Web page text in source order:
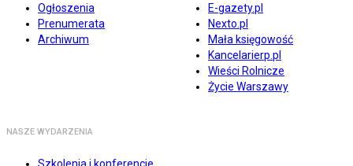
Ogłoszenia
Prenumerata
Archiwum
E-gazety.pl
Nexto.pl
Mała księgowość
Kancelarierp.pl
Wieści Rolnicze
Życie Warszawy
NASZE WYDARZENIA